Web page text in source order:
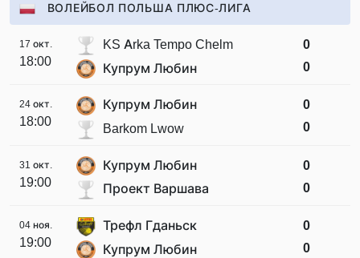
ВОЛЕЙБОЛ ПОЛЬША ПЛЮС-ЛИГА
17 окт.
18:00
KS Arka Tempo Chelm
Купрум Любин
0
0
24 окт.
18:00
Купрум Любин
Barkom Lwow
0
0
31 окт.
19:00
Купрум Любин
Проект Варшава
0
0
04 ноя.
19:00
Трефл Гданьск
Купрум Любин
0
0